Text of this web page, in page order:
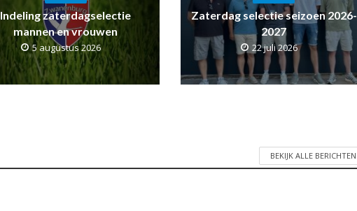
Indeling zaterdagselectie
mannen en vrouwen
5 augustus 2026
Zaterdag selectie seizoen 2026-
2027
22 juli 2026
BEKIJK ALLE BERICHTEN